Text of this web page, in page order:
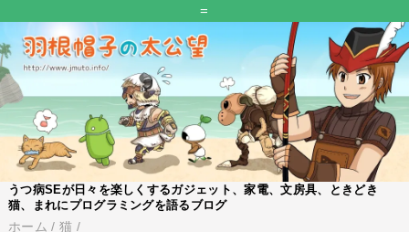
=
うつ病SEが日々を楽しくするガジェット、家電、文房具、ときどき
猫、まれにプログラミングを語るブログ
ホーム / 猫 /